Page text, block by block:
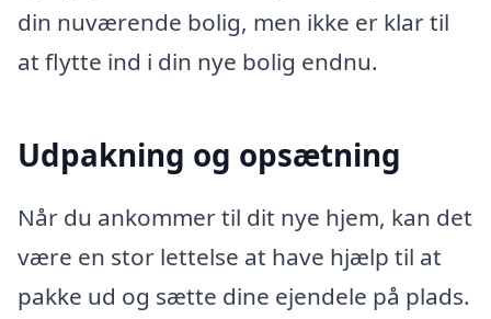
din nuværende bolig, men ikke er klar til
at flytte ind i din nye bolig endnu.
Udpakning og opsætning
Når du ankommer til dit nye hjem, kan det
være en stor lettelse at have hjælp til at
pakke ud og sætte dine ejendele på plads.